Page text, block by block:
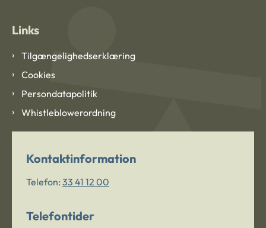
Links
Tilgængelighedserklæring
Cookies
Persondatapolitik
Whistleblowerordning
Kontaktinformation
Telefon: 33 41 12 00
Telefontider